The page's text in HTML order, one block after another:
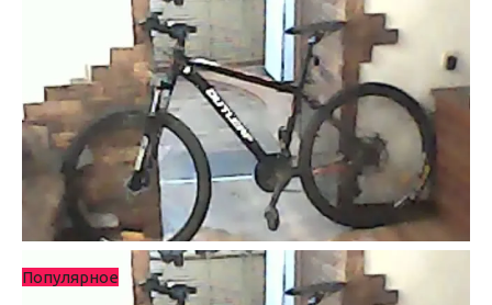
Популярное